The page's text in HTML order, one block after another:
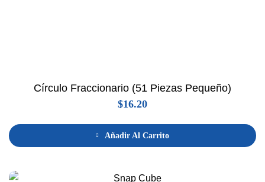
Círculo Fraccionario (51 Piezas Pequeño)
$16.20
Añadir Al Carrito